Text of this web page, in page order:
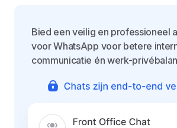
Bied een veilig en professioneel
voor WhatsApp voor betere
communicatie én werk-